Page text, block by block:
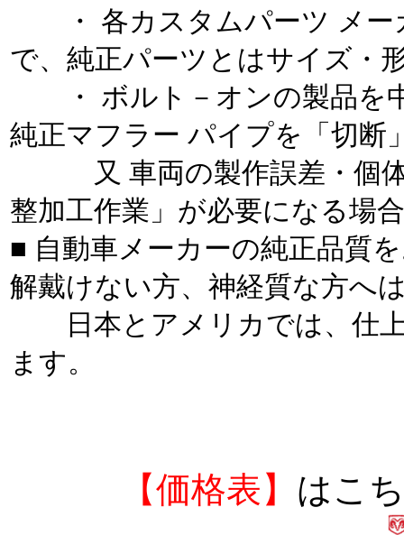
・ 各カスタムパーツ メー
で、純正パーツとはサイズ・
・ ボルト－オンの製品を
純正マフラー パイプを「切断
又 車両の製作誤差・個体
整加工作業」が必要になる場
■ 自動車メーカーの純正品質
解戴けない方、神経質な方へ
日本とアメリカでは、仕上
ます。
【価格表】 はこ